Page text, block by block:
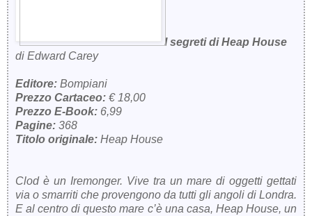
I segreti di Heap House
di Edward Carey
Editore: Bompiani
Prezzo Cartaceo: € 18,00
Prezzo E-Book: 6,99
Pagine: 368
Titolo originale: Heap House
Clod è un Iremonger. Vive tra un mare di oggetti gettati
via o smarriti che provengono da tutti gli angoli di Londra.
E al centro di questo mare c’è una casa, Heap House, un